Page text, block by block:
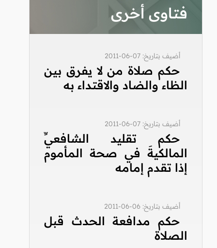
فتاوى أخرى
أضيف بتاريخ: 07-06-2011
حكم صلاة من لا يفرق بين
الظاء والضاد والاقتداء به
أضيف بتاريخ: 07-06-2011
حكم تقليد الشافعيِّ
المالكيةَ في صحة المأموم
إذا تقدم إمامه
أضيف بتاريخ: 06-06-2011
حكم مدافعة الحدث قبل
الصلاة